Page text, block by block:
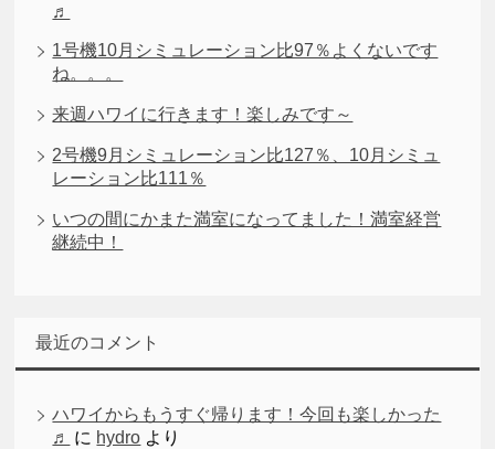
♬
1号機10月シミュレーション比97％よくないです
ね。。。
来週ハワイに行きます！楽しみです～
2号機9月シミュレーション比127％、10月シミュ
レーション比111％
いつの間にかまた満室になってました！満室経営
継続中！
最近のコメント
ハワイからもうすぐ帰ります！今回も楽しかった
♬
に hydro より